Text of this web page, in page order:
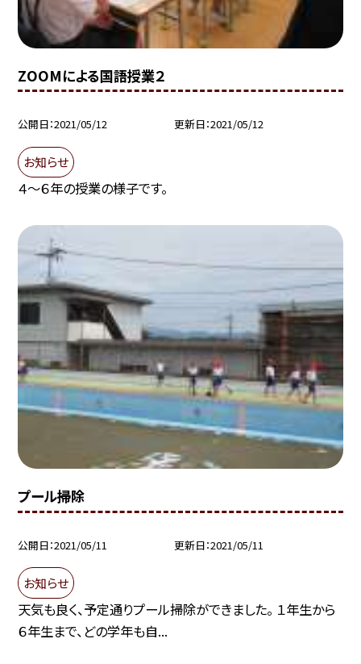
ZOOMによる国語授業２
公開日 2021/05/12 更新日 2021/05/12
お知らせ
４〜６年の授業の様子です。
プール掃除
公開日 2021/05/11 更新日 2021/05/11
お知らせ
天気も良く、予定通りプール掃除ができました。 １年生から
６年生まで、どの学年も自...